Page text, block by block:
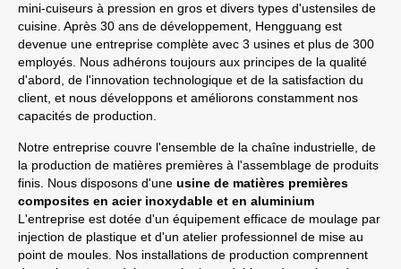
mini-cuiseurs à pression en gros et divers types d'ustensiles de
cuisine. Après 30 ans de développement, Hengguang est
devenue une entreprise complète avec 3 usines et plus de 300
employés. Nous adhérons toujours aux principes de la qualité
d'abord, de l'innovation technologique et de la satisfaction du
client, et nous développons et améliorons constamment nos
capacités de production.
Notre entreprise couvre l'ensemble de la chaîne industrielle, de
la production de matières premières à l'assemblage de produits
finis. Nous disposons d'une usine de matières premières
composites en acier inoxydable et en aluminium
L'entreprise est dotée d'un équipement efficace de moulage par
injection de plastique et d'un atelier professionnel de mise au
point de moules. Nos installations de production comprennent